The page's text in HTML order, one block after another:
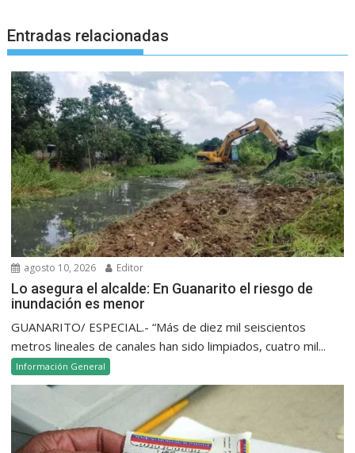
Entradas relacionadas
agosto 10, 2026 Editor
Lo asegura el alcalde: En Guanarito el riesgo de
inundación es menor
GUANARITO/ ESPECIAL.- “Más de diez mil seiscientos
metros lineales de canales han sido limpiados, cuatro mil...
Información General